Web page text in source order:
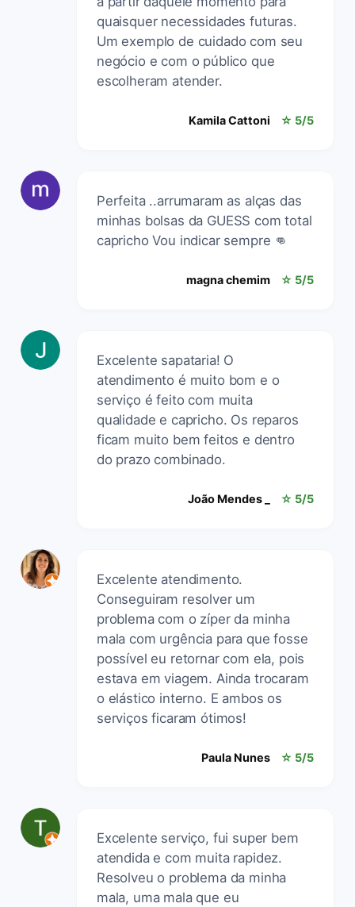
quaisquer necessidades futuras.
Um exemplo de cuidado com seu
negócio e com o público que
escolheram atender.
Kamila Cattoni ☆ 5/5
Perfeita ..arrumaram as alças das
minhas bolsas da GUESS com total
capricho Vou indicar sempre 👊
magna chemim ☆ 5/5
Excelente sapataria! O
atendimento é muito bom e o
serviço é feito com muita
qualidade e capricho. Os reparos
ficam muito bem feitos e dentro
do prazo combinado.
João Mendes _ ☆ 5/5
Excelente atendimento.
Conseguiram resolver um
problema com o zíper da minha
mala com urgência para que fosse
possível eu retornar com ela, pois
estava em viagem. Ainda trocaram
o elástico interno. E ambos os
serviços ficaram ótimos!
Paula Nunes ☆ 5/5
Excelente serviço, fui super bem
atendida e com muita rapidez.
Resolveu o problema da minha
mala, uma mala que eu